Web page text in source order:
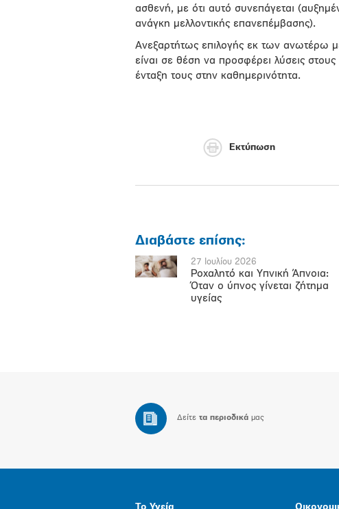
ασθενή, με ότι αυτό συνεπάγεται
ανάγκη μελλοντικής επανεπέμβασης).
Ανεξαρτήτως επιλογής εκ των ανωτέρω
είναι σε θέση να προσφέρει λύσεις
ένταξη τους στην καθημερινότητα.
Εκτύπωση
Διαβάστε επίσης:
27 Ιουλίου 2026
Ροχαλητό και Υπνική Άπνοια:
Όταν ο ύπνος γίνεται ζήτημα
υγείας
Δείτε τα περιοδικά μας